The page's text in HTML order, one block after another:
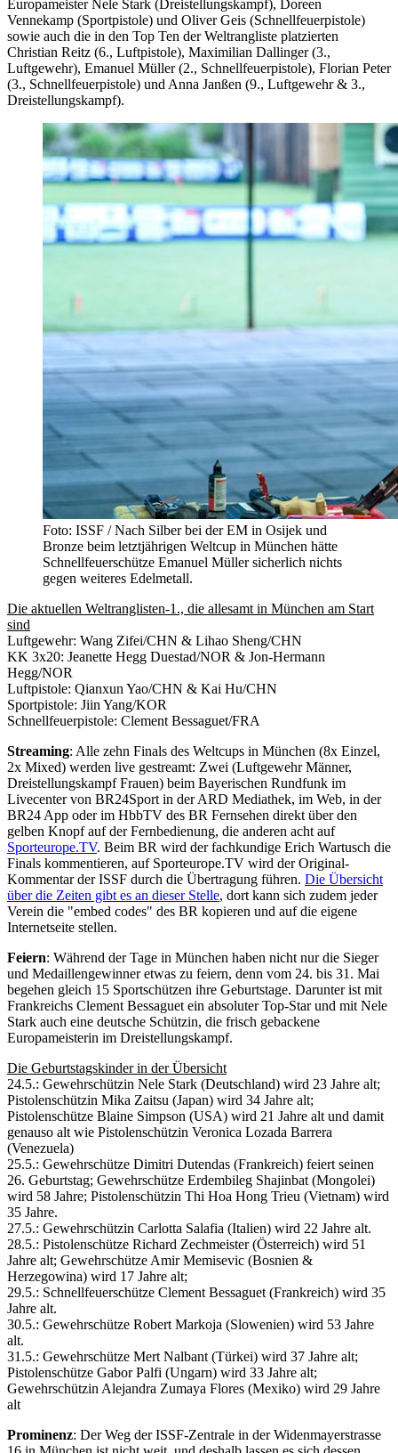
Europameister Nele Stark (Dreistellungskampf), Doreen
Vennekamp (Sportpistole) und Oliver Geis (Schnellfeuerpistole)
sowie auch die in den Top Ten der Weltrangliste platzierten
Christian Reitz (6., Luftpistole), Maximilian Dallinger (3.,
Luftgewehr), Emanuel Müller (2., Schnellfeuerpistole), Florian Peter
(3., Schnellfeuerpistole) und Anna Janßen (9., Luftgewehr & 3.,
Dreistellungskampf).
Foto: ISSF / Nach Silber bei der EM in Osijek und
Bronze beim letztjährigen Weltcup in München hätte
Schnellfeuerschütze Emanuel Müller sicherlich nichts
gegen weiteres Edelmetall.
Die aktuellen Weltranglisten-1., die allesamt in München am Start
sind
Luftgewehr: Wang Zifei/CHN & Lihao Sheng/CHN
KK 3x20: Jeanette Hegg Duestad/NOR & Jon-Hermann
Hegg/NOR
Luftpistole: Qianxun Yao/CHN & Kai Hu/CHN
Sportpistole: Jiin Yang/KOR
Schnellfeuerpistole: Clement Bessaguet/FRA
Streaming: Alle zehn Finals des Weltcups in München (8x Einzel,
2x Mixed) werden live gestreamt: Zwei (Luftgewehr Männer,
Dreistellungskampf Frauen) beim Bayerischen Rundfunk im
Livecenter von BR24Sport in der ARD Mediathek, im Web, in der
BR24 App oder im HbbTV des BR Fernsehen direkt über den
gelben Knopf auf der Fernbedienung, die anderen acht auf
Sporteurope.TV. Beim BR wird der fachkundige Erich Wartusch die
Finals kommentieren, auf Sporteurope.TV wird der Original-
Kommentar der ISSF durch die Übertragung führen. Die Übersicht
über die Zeiten gibt es an dieser Stelle, dort kann sich zudem jeder
Verein die "embed codes" des BR kopieren und auf die eigene
Internetseite stellen.
Feiern: Während der Tage in München haben nicht nur die Sieger
und Medaillengewinner etwas zu feiern, denn vom 24. bis 31. Mai
begehen gleich 15 Sportschützen ihre Geburtstage. Darunter ist mit
Frankreichs Clement Bessaguet ein absoluter Top-Star und mit Nele
Stark auch eine deutsche Schützin, die frisch gebackene
Europameisterin im Dreistellungskampf.
Die Geburtstagskinder in der Übersicht
24.5.: Gewehrschützin Nele Stark (Deutschland) wird 23 Jahre alt;
Pistolenschützin Mika Zaitsu (Japan) wird 34 Jahre alt;
Pistolenschütze Blaine Simpson (USA) wird 21 Jahre alt und damit
genauso alt wie Pistolenschützin Veronica Lozada Barrera
(Venezuela)
25.5.: Gewehrschütze Dimitri Dutendas (Frankreich) feiert seinen
26. Geburtstag; Gewehrschütze Erdembileg Shajinbat (Mongolei)
wird 58 Jahre; Pistolenschützin Thi Hoa Hong Trieu (Vietnam) wird
35 Jahre.
27.5.: Gewehrschützin Carlotta Salafia (Italien) wird 22 Jahre alt.
28.5.: Pistolenschütze Richard Zechmeister (Österreich) wird 51
Jahre alt; Gewehrschütze Amir Memisevic (Bosnien &
Herzegowina) wird 17 Jahre alt;
29.5.: Schnellfeuerschütze Clement Bessaguet (Frankreich) wird 35
Jahre alt.
30.5.: Gewehrschütze Robert Markoja (Slowenien) wird 53 Jahre
alt.
31.5.: Gewehrschütze Mert Nalbant (Türkei) wird 37 Jahre alt;
Pistolenschütze Gabor Palfi (Ungarn) wird 33 Jahre alt;
Gewehrschützin Alejandra Zumaya Flores (Mexiko) wird 29 Jahre
alt
Prominenz: Der Weg der ISSF-Zentrale in der Widenmayerstrasse